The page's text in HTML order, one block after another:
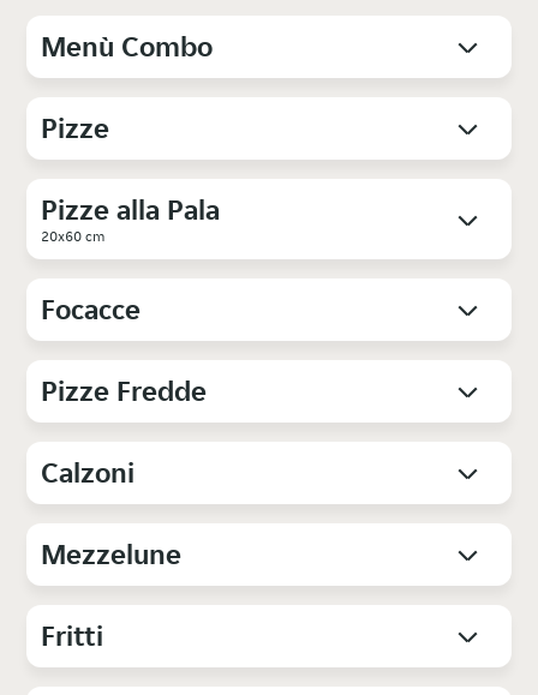
Menù Combo
Pizze
Pizze alla Pala
20x60 cm
Focacce
Pizze Fredde
Calzoni
Mezzelune
Fritti